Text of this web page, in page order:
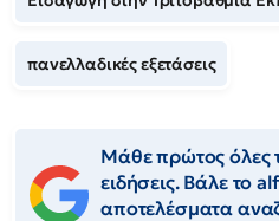
πανελλαδικές εξετάσεις
Μάθε πρώτος όλες
ειδήσεις. Βάλε το
αποτελέσματα